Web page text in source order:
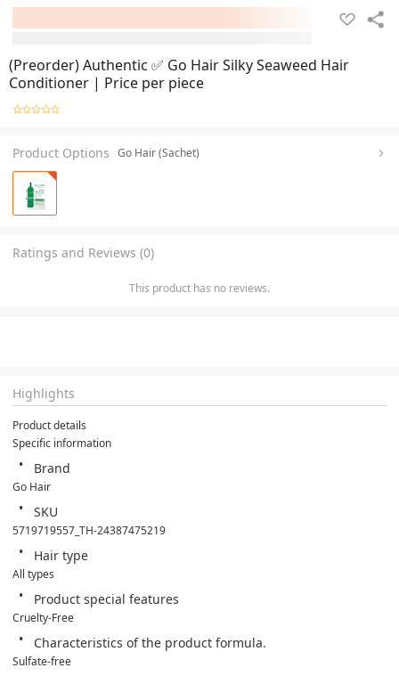
(Preorder) Authentic ✅ Go Hair Silky Seaweed Hair
Conditioner | Price per piece
Product Options Go Hair (Sachet)
Ratings and Reviews (0)
This product has no reviews.
Highlights
Product details
Specific information
Brand
Go Hair
SKU
5719719557_TH-24387475219
Hair type
All types
Product special features
Cruelty-Free
Characteristics of the product formula.
Sulfate-free